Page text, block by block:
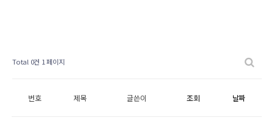
Total 0건 1 페이지
번호 제목 글쓴이 조회 날짜